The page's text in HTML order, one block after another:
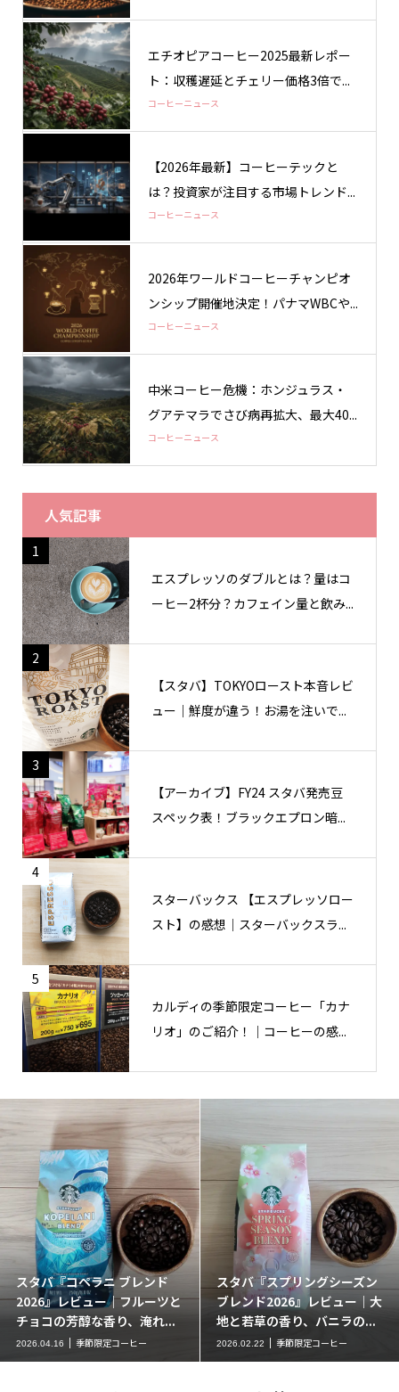
エチオピアコーヒー2025最新レポー
ト：収穫遅延とチェリー価格3倍で...
コーヒーニュース
【2026年最新】コーヒーテックと
は？投資家が注目する市場トレンド...
コーヒーニュース
2026年ワールドコーヒーチャンピオ
ンシップ開催地決定！パナマWBCや...
コーヒーニュース
中米コーヒー危機：ホンジュラス・
グアテマラでさび病再拡大、最大40...
コーヒーニュース
人気記事
1
エスプレッソのダブルとは？量はコ
ーヒー2杯分？カフェイン量と飲み...
2
【スタバ】TOKYOロースト本音レビ
ュー｜鮮度が違う！お湯を注いで...
3
【アーカイブ】FY24 スタバ発売豆
スペック表！ブラックエプロン暗...
4
スターバックス 【エスプレッソロー
スト】の感想｜スターバックスラ...
5
カルディの季節限定コーヒー「カナ
リオ」のご紹介！｜コーヒーの感...
スタバ『コペラニ ブレンド
2026』レビュー｜フルーツと
チョコの芳醇な香り、淹れ...
2026.04.16 季節限定コーヒー
スタバ『スプリングシーズン
ブレンド2026』レビュー｜大
地と若草の香り、バニラの...
2026.02.22 季節限定コーヒー